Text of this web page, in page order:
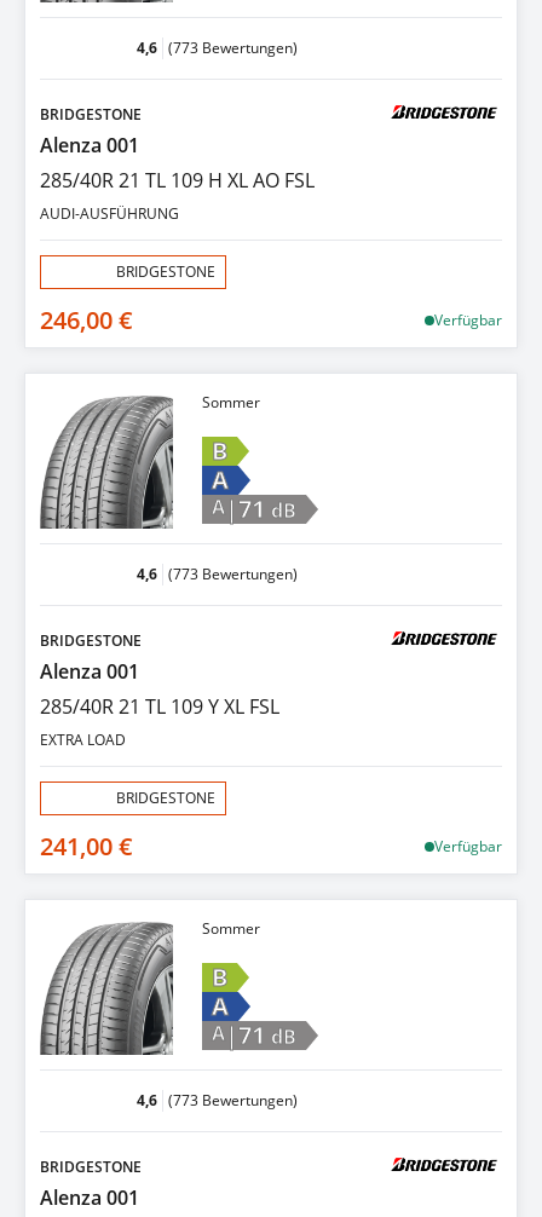
4,6 (773 Bewertungen)
BRIDGESTONE
Alenza 001
285/40R 21 TL 109 H XL AO FSL
AUDI-AUSFÜHRUNG
BRIDGESTONE
246,00 € Verfügbar
Sommer
B
A
A |71 dB
4,6 (773 Bewertungen)
BRIDGESTONE
Alenza 001
285/40R 21 TL 109 Y XL FSL
EXTRA LOAD
BRIDGESTONE
241,00 € Verfügbar
Sommer
B
A
A |71 dB
4,6 (773 Bewertungen)
BRIDGESTONE
Alenza 001